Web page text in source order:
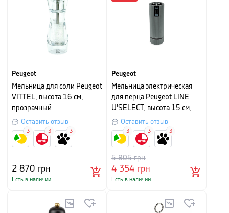
Peugeot
Мельница для соли Peugeot
VITTEL, высота 16 см,
прозрачный
Оставить отзыв
2 870 грн
Есть в наличии
3 3 3
Peugeot
Мельница электрическая
для перца Peugeot LINE
U'SELECT, высота 15 см,
серыйОставить отзыв
4 354 грн
5 805грн
Есть в наличии
3 3 3